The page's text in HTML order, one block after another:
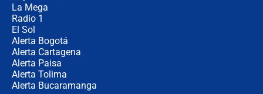
La Mega
Radio 1
El Sol
Alerta Bogotá
Alerta Cartagena
Alerta Paisa
Alerta Tolima
Alerta Bucaramanga